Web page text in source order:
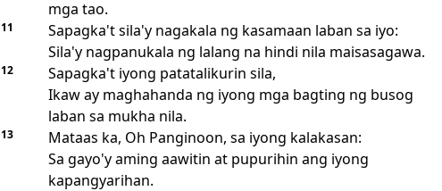
mga tao.
11
Sapagka't sila'y nagakala ng kasamaan laban sa iyo:
Sila'y nagpanukala ng lalang na hindi nila maisasagawa.
12
Sapagka't iyong patatalikurin sila,
Ikaw ay maghahanda ng iyong mga bagting ng busog
laban sa mukha nila.
13
Mataas ka, Oh Panginoon, sa iyong kalakasan:
Sa gayo'y aming aawitin at pupurihin ang iyong
kapangyarihan.